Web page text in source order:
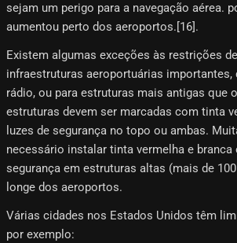
sejam um perigo para a navegação aérea.
aumentou perto dos aeroportos.[16]​.
Existem algumas exceções às restrições
infraestruturas aeroportuárias
rádio, ou para estruturas mais antigas que
estruturas devem ser marcadas com tinta
luzes de segurança no topo ou ambas.
necessário instalar tinta vermelha e branca
segurança em estruturas altas (mais de
longe dos aeroportos.
Várias cidades nos Estados Unidos têm
por exemplo: